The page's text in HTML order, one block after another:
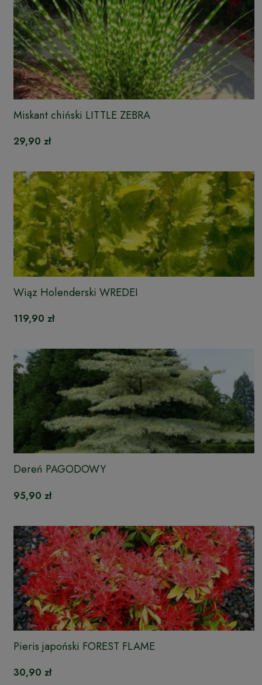
Miskant chiński LITTLE ZEBRA
29,90 zł
Wiąz Holenderski WREDEI
119,90 zł
Dereń PAGODOWY
95,90 zł
Pieris japoński FOREST FLAME
30,90 zł